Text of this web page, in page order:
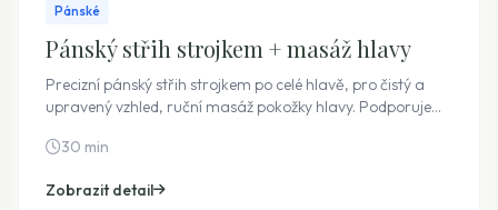
Pánské
Pánský střih strojkem + masáž hlavy
Precizní pánský střih strojkem po celé hlavě, pro čistý a
upravený vzhled, ruční masáž pokožky hlavy. Podporuje
relaxace. Cena je pevná i bez využití doplňkových služeb.
30 min
Zobrazit detail